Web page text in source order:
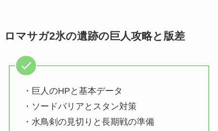
ロマサガ2氷の遺跡の巨人攻略と版差
・巨人のHPと基本データ
・ソードバリアとスタン対策
・水鳥剣の見切りと長期戦の準備